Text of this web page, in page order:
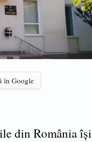
în Google
din România își